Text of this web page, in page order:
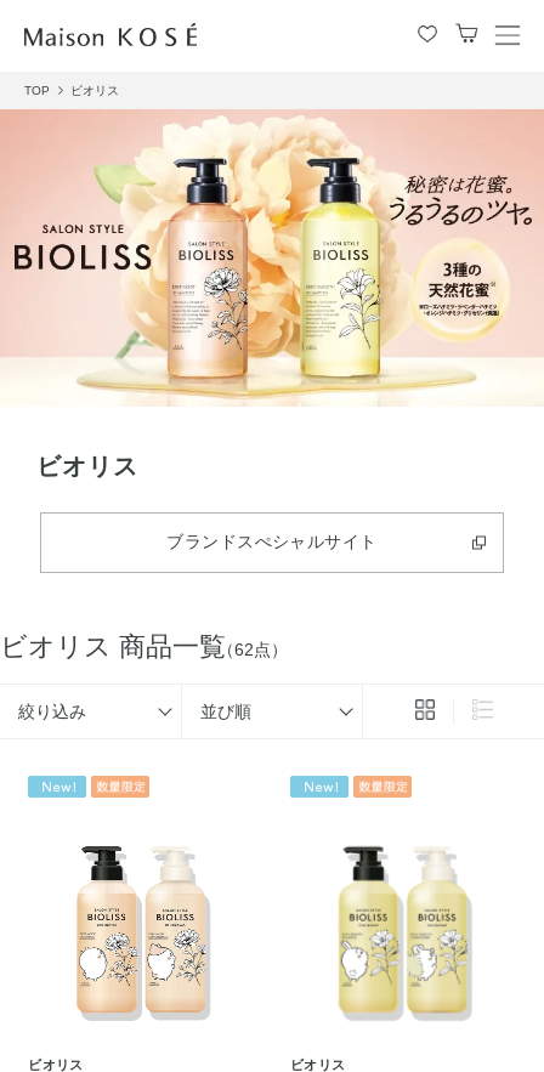
メ
閉
す
TOP ビオリス
ビオリス
ブランドスぺシャルサイト
ビオリス 商品一覧（62点）
絞り込み 並び順
ビオリス ビオリス